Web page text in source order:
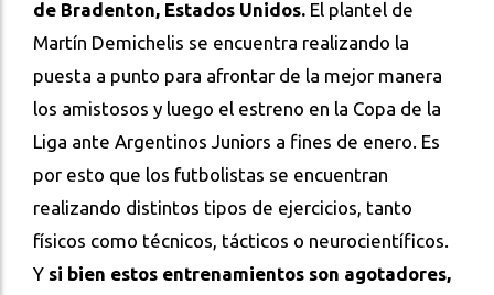
de Bradenton, Estados Unidos. El plantel de
Martín Demichelis se encuentra realizando la
puesta a punto para afrontar de la mejor manera
los amistosos y luego el estreno en la Copa de la
Liga ante Argentinos Juniors a fines de enero. Es
por esto que los futbolistas se encuentran
realizando distintos tipos de ejercicios, tanto
físicos como técnicos, tácticos o neurocientíficos.
Y si bien estos entrenamientos son agotadores,